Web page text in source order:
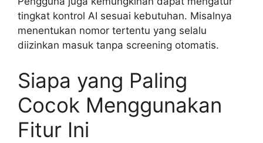
tingkat kontrol AI sesuai kebutuhan. Misalnya
menentukan nomor tertentu yang selalu
diizinkan masuk tanpa screening otomatis.
Siapa yang Paling
Cocok Menggunakan
Fitur Ini